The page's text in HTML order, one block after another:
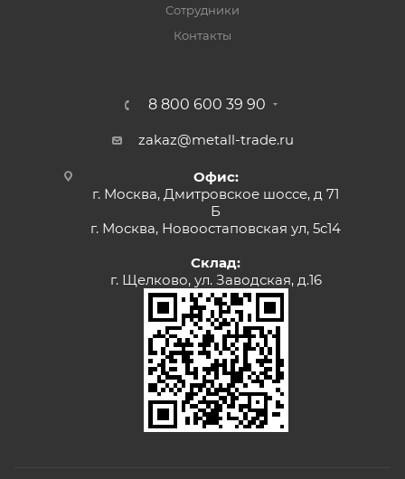
Сотрудники
Контакты
8 800 600 39 90
zakaz@metall-trade.ru
Офис:
г. Москва, Дмитровское шоссе, д 71
Б
г. Москва, Новоостаповская ул, 5с14
Склад:
г. Щелково, ул. Заводская, д.16